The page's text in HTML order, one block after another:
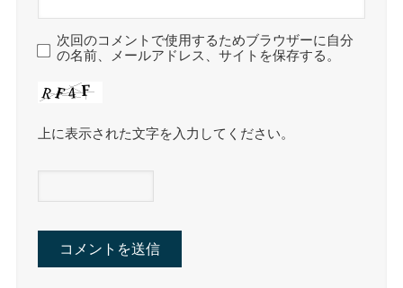
次回のコメントで使用するためブラウザーに自分
の名前、メールアドレス、サイトを保存する。
上に表示された文字を入力してください。